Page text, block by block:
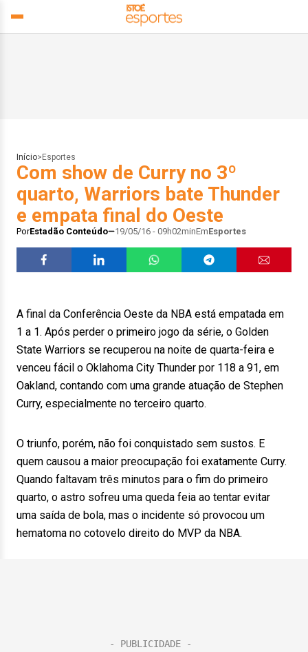
Início> Esportes
Com show de Curry no 3º
quarto, Warriors bate Thunder
e empata final do Oeste
PorEstadão Conteúdo 19/05/16 - 09h02minEmEsportes
A final da Conferência Oeste da NBA está empatada em
1 a 1. Após perder o primeiro jogo da série, o Golden
State Warriors se recuperou na noite de quarta-feira e
venceu fácil o Oklahoma City Thunder por 118 a 91, em
Oakland, contando com uma grande atuação de Stephen
Curry, especialmente no terceiro quarto.
O triunfo, porém, não foi conquistado sem sustos. E
quem causou a maior preocupação foi exatamente Curry.
Quando faltavam três minutos para o fim do primeiro
quarto, o astro sofreu uma queda feia ao tentar evitar
uma saída de bola, mas o incidente só provocou um
hematoma no cotovelo direito do MVP da NBA.